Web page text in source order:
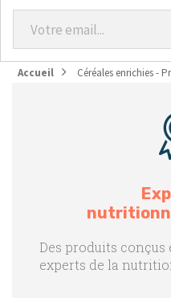
Accueil Céréales enrichies -
Des produits
experts de la